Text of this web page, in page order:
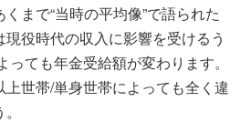
まで“当時の平均像”で語られた
役時代の収入に影響を受けるう
っても年金受給額が変わります。
上世帯/単身世帯によっても全く違